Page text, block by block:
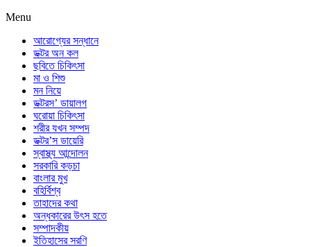
Menu
আরোগ্যের সন্ধানে
ডক্টর অন কল
ছবিতে চিকিৎসা
মা ও শিশু
মন নিয়ে
ডক্টরস’ ডায়ালগ
ঘরোয়া চিকিৎসা
শরীর যখন সম্পদ
ডক্টর’স ডায়েরি
স্বাস্থ্য আন্দোলন
সরকারি কড়চা
বাংলার মুখ
বহির্বিশ্ব
তাহাদের কথা
অন্ধকারের উৎস হতে
সম্পাদকীয়
ইতিহাসের সরণি